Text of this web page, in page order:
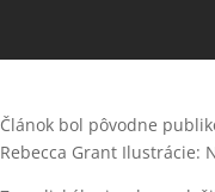
Článok bol pôvodne
Rebecca Grant Ilustrácie: